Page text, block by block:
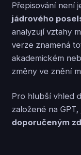
Přepisování není
jádrového
analyzují vztahy
verze znamená
akademickém
změny ve znění
Pro hlubší vhled
založené na
doporučeným